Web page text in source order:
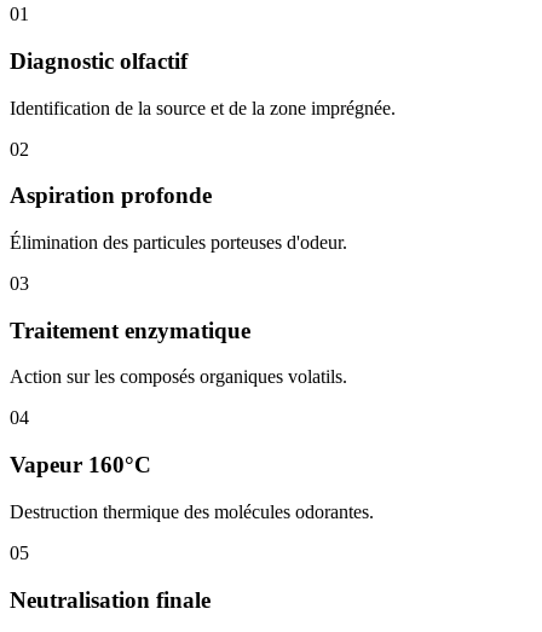
01
Diagnostic olfactif
Identification de la source et de la zone imprégnée.
02
Aspiration profonde
Élimination des particules porteuses d'odeur.
03
Traitement enzymatique
Action sur les composés organiques volatils.
04
Vapeur 160°C
Destruction thermique des molécules odorantes.
05
Neutralisation finale